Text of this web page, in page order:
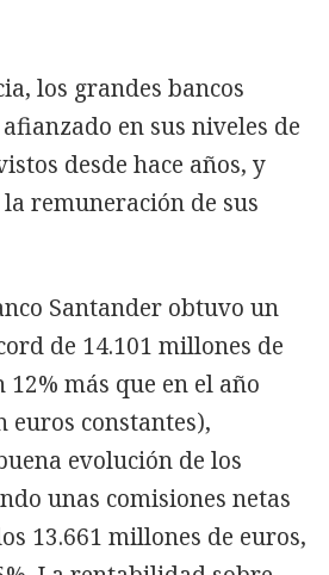
los grandes bancos
en sus niveles de
desde hace años, y
remuneración de sus
Santander obtuvo un
de 14.101 millones de
12% más que en el año
euros constantes),
evolución de los
unas comisiones netas
13.661 millones de euros,